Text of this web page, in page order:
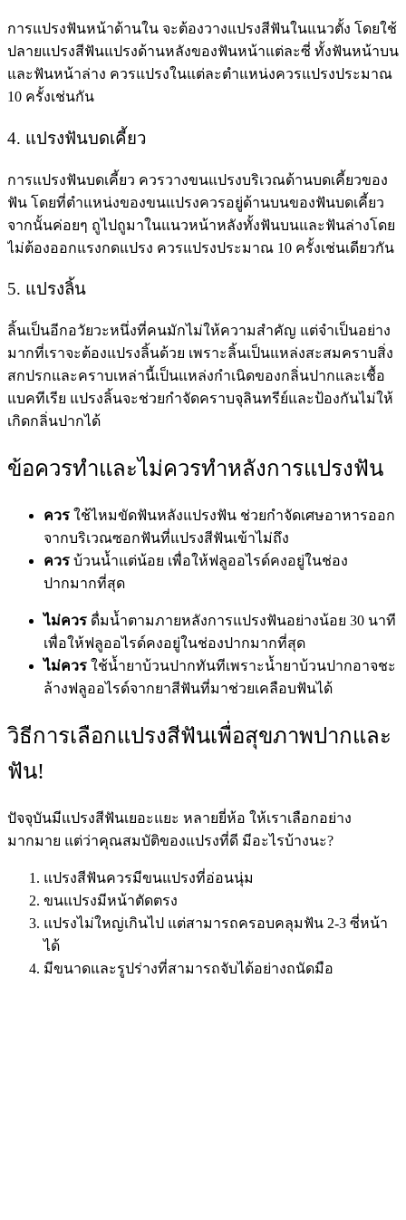
การแปรงฟันหน้าด้านใน จะต้องวางแปรงสีฟันในแนวตั้ง โดยใช้
ปลายแปรงสีฟันแปรงด้านหลังของฟันหน้าแต่ละซี่ ทั้งฟันหน้าบน
และฟันหน้าล่าง ควรแปรงในแต่ละตำแหน่งควรแปรงประมาณ
10 ครั้งเช่นกัน
4. แปรงฟันบดเคี้ยว
การแปรงฟันบดเคี้ยว ควรวางขนแปรงบริเวณด้านบดเคี้ยวของ
ฟัน โดยที่ตำแหน่งของขนแปรงควรอยู่ด้านบนของฟันบดเคี้ยว
จากนั้นค่อยๆ ถูไปถูมาในแนวหน้าหลังทั้งฟันบนและฟันล่างโดย
ไม่ต้องออกแรงกดแปรง ควรแปรงประมาณ 10 ครั้งเช่นเดียวกัน
5. แปรงลิ้น
ลิ้นเป็นอีกอวัยวะหนึ่งที่คนมักไม่ให้ความสำคัญ แต่จำเป็นอย่าง
มากที่เราจะต้องแปรงลิ้นด้วย เพราะลิ้นเป็นแหล่งสะสมคราบสิ่ง
สกปรกและคราบเหล่านี้เป็นแหล่งกำเนิดของกลิ่นปากและเชื้อ
แบคทีเรีย แปรงลิ้นจะช่วยกำจัดคราบจุลินทรีย์และป้องกันไม่ให้
เกิดกลิ่นปากได้
ข้อควรทำและไม่ควรทำหลังการแปรงฟัน
ควร ใช้ไหมขัดฟันหลังแปรงฟัน ช่วยกำจัดเศษอาหารออก
จากบริเวณซอกฟันที่แปรงสีฟันเข้าไม่ถึง
ควร บ้วนน้ำแต่น้อย เพื่อให้ฟลูออไรด์คงอยู่ในช่อง
ปากมากที่สุด
ไม่ควร ดื่มน้ำตามภายหลังการแปรงฟันอย่างน้อย 30 นาที
เพื่อให้ฟลูออไรด์คงอยู่ในช่องปากมากที่สุด
ไม่ควร ใช้น้ำยาบ้วนปากทันทีเพราะน้ำยาบ้วนปากอาจชะ
ล้างฟลูออไรด์จากยาสีฟันที่มาช่วยเคลือบฟันได้
วิธีการเลือกแปรงสีฟันเพื่อสุขภาพปากและ
ฟัน!
ปัจจุบันมีแปรงสีฟันเยอะแยะ หลายยี่ห้อ ให้เราเลือกอย่าง
มากมาย แต่ว่าคุณสมบัติของแปรงที่ดี มีอะไรบ้างนะ?
แปรงสีฟันควรมีขนแปรงที่อ่อนนุ่ม
ขนแปรงมีหน้าตัดตรง
แปรงไม่ใหญ่เกินไป แต่สามารถครอบคลุมฟัน 2-3 ซี่หน้า
ได้
มีขนาดและรูปร่างที่สามารถจับได้อย่างถนัดมือ